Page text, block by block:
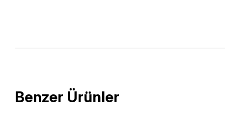
Benzer Ürünler